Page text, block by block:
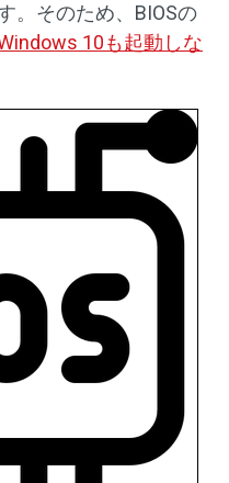
。そのため、BIOSの
10も起動しな